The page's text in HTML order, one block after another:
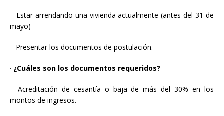
– Estar arrendando una vivienda actualmente (antes del 31 de
mayo)
– Presentar los documentos de postulación.
· ¿Cuáles son los documentos requeridos?
– Acreditación de cesantía o baja de más del 30% en los
montos de ingresos.